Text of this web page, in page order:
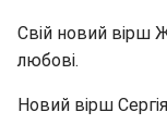
Свій новий вірш
любові.
Новий вірш